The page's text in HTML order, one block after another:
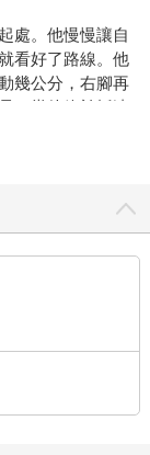
處。他慢慢讓自
看好了路線。他
幾公分，右腳再
。當他終於抵達
跳進房間裡。
成淺綠色。鑲木
那片玻璃可以看
。他一隻手微微
找一雙他剛才塞
擦拭他剛才碰過
扇嵌著玻璃的
淨。
一人。朱利安已
一邊關上身後的
經隨之鬆弛下